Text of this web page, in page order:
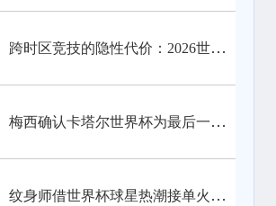
跨时区竞技的隐性代价：2026世界杯墨西哥城至纽约长途飞行对球员昼夜节律与竞技状态的冲击分析
梅西确认卡塔尔世界杯为最后一舞：一代球王的终局之战
纹身师借世界杯球星热潮接单火爆，预约已排至明年